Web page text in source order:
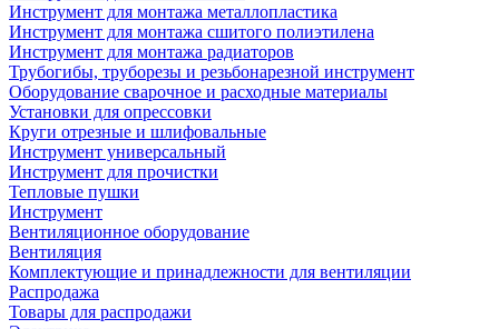
Инструмент для монтажа металлопластика
Инструмент для монтажа сшитого полиэтилена
Инструмент для монтажа радиаторов
Трубогибы, труборезы и резьбонарезной инструмент
Оборудование сварочное и расходные материалы
Установки для опрессовки
Круги отрезные и шлифовальные
Инструмент универсальный
Инструмент для прочистки
Тепловые пушки
Инструмент
Вентиляционное оборудование
Вентиляция
Комплектующие и принадлежности для вентиляции
Распродажа
Товары для распродажи